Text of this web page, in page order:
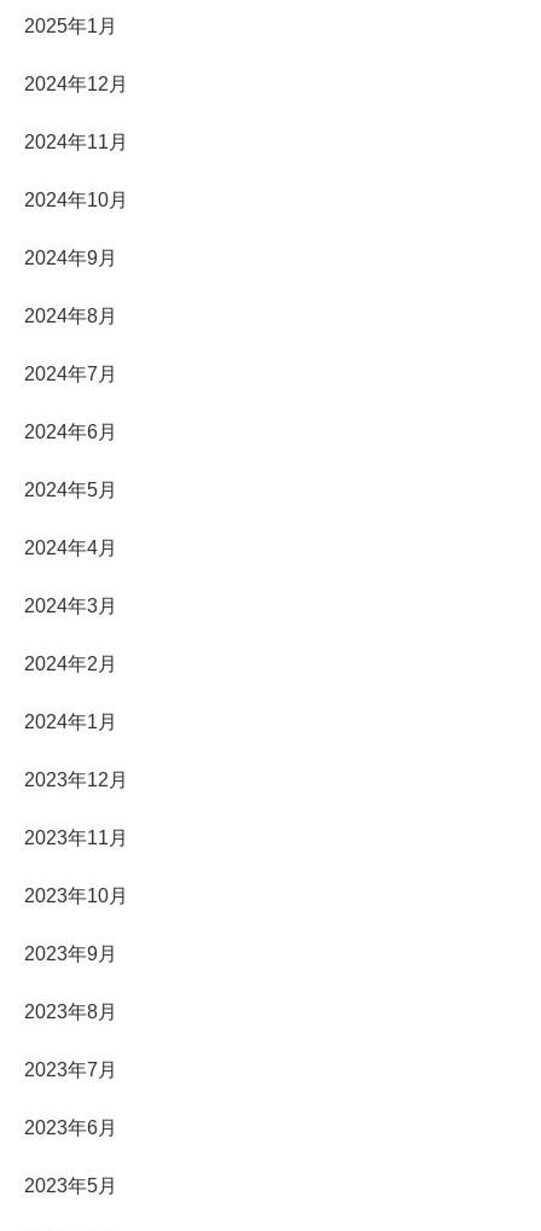
2025年1月
2024年12月
2024年11月
2024年10月
2024年9月
2024年8月
2024年7月
2024年6月
2024年5月
2024年4月
2024年3月
2024年2月
2024年1月
2023年12月
2023年11月
2023年10月
2023年9月
2023年8月
2023年7月
2023年6月
2023年5月